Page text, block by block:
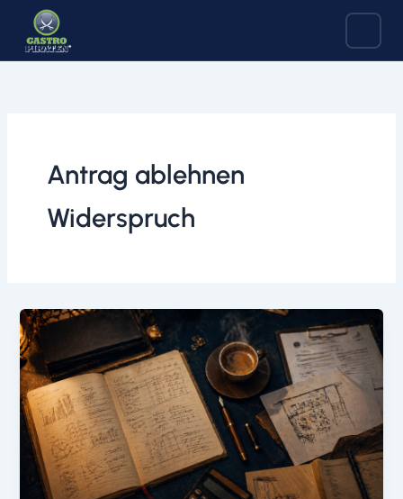
springen
Antrag ablehnen
Widerspruch